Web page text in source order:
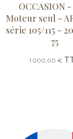
OCCASION
Moteur seul -
série 105/115 -
75
1 000,00 €